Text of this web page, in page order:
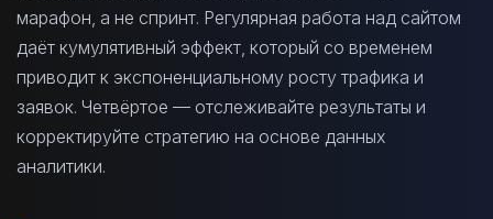
марафон, а не спринт. Регулярная работа над сайтом
даёт кумулятивный эффект, который со временем
приводит к экспоненциальному росту трафика и
заявок. Четвёртое — отслеживайте результаты и
корректируйте стратегию на основе данных
аналитики.